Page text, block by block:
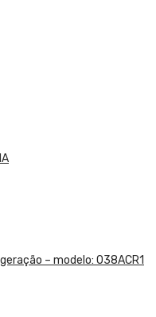
– modelo: 038ACR1